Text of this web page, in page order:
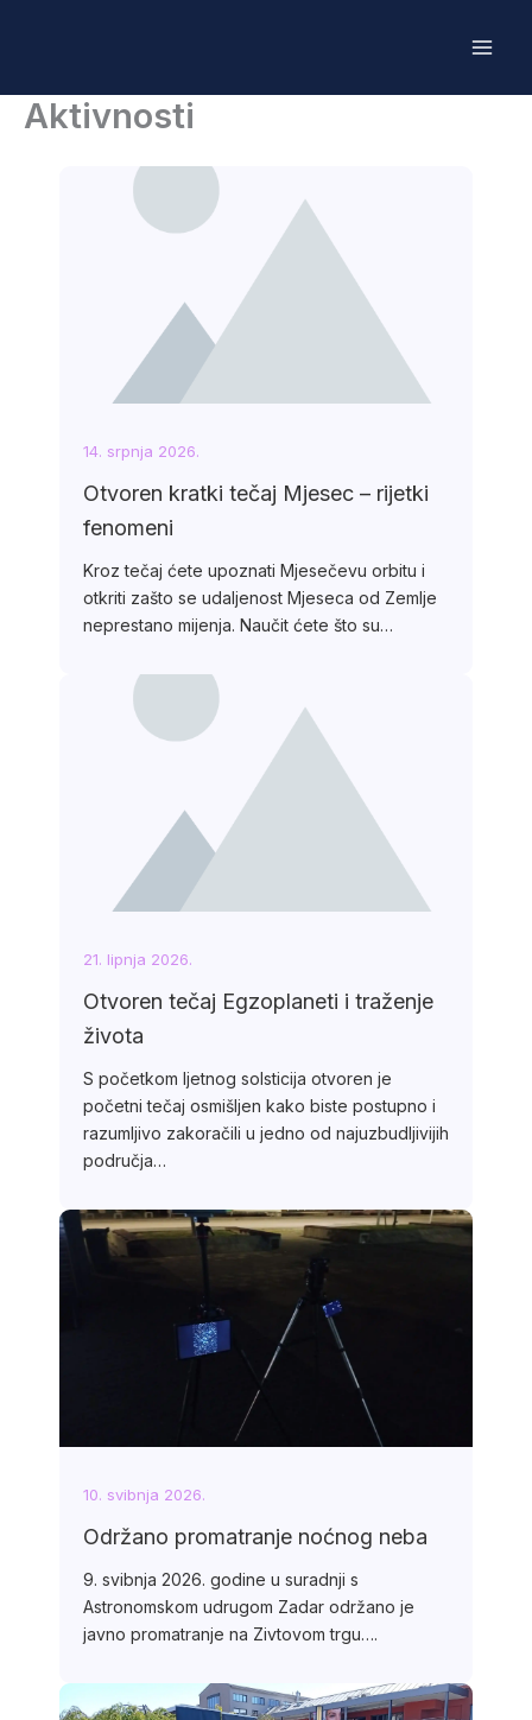
Aktivnosti
14. srpnja 2026.
Otvoren kratki tečaj Mjesec – rijetki
fenomeni
Kroz tečaj ćete upoznati Mjesečevu orbitu i
otkriti zašto se udaljenost Mjeseca od Zemlje
neprestano mijenja. Naučit ćete što su…
21. lipnja 2026.
Otvoren tečaj Egzoplaneti i traženje
života
S početkom ljetnog solsticija otvoren je
početni tečaj osmišljen kako biste postupno i
razumljivo zakoračili u jedno od najuzbudljivijih
područja…
10. svibnja 2026.
Održano promatranje noćnog neba
9. svibnja 2026. godine u suradnji s
Astronomskom udrugom Zadar održano je
javno promatranje na Zivtovom trgu….